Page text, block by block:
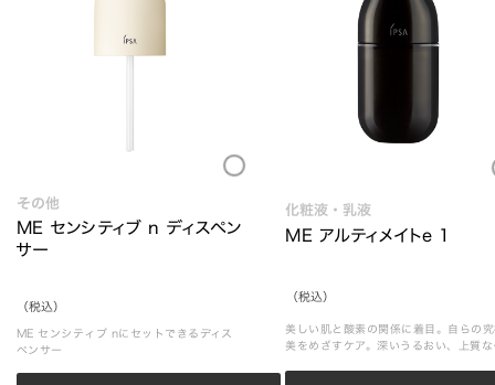
Loading...
その他
ME センシティブ n ディスペン
サー
（税込）
ME センシティブ nにセットできるディス
ペンサー
化粧液・乳液
ME アルティメイトe 1
（税込）
美しい肌と酸素の関係に着目。自らの
美をめざすケア。深いうるおい、上質な